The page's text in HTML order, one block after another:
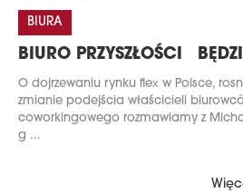
BIURA
BIURO PRZYSZŁOŚCI
O dojrzewaniu rynku flex w Polsce,
zmianie podejścia właścicieli
coworkingowego rozmawiamy z
g ...